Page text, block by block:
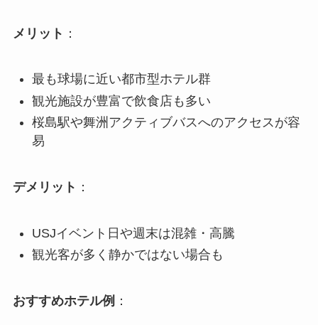
メリット ：
最も球場に近い都市型ホテル群
観光施設が豊富で飲食店も多い
桜島駅や舞洲アクティブバスへのアクセスが容
易
デメリット ：
USJイベント日や週末は混雑・高騰
観光客が多く静かではない場合も
おすすめホテル例 ：